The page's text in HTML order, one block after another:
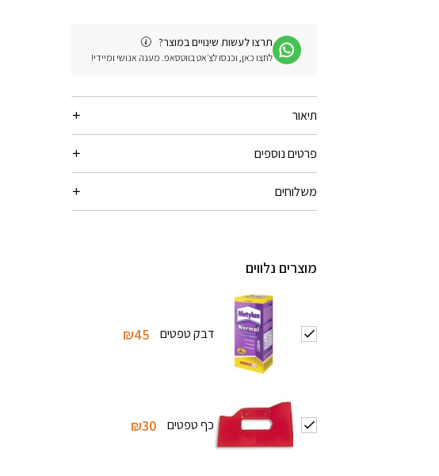
תרצו לעשות שינויים במוצר?
לחצו כאן, וכנסו לצ׳אט בווטסאפ. מענה אנושי ומיידי!
תיאור
פרטים נוספים
משלוחים
מוצרים נלווים
דבק טפטים ₪45
כף טפטים ₪30